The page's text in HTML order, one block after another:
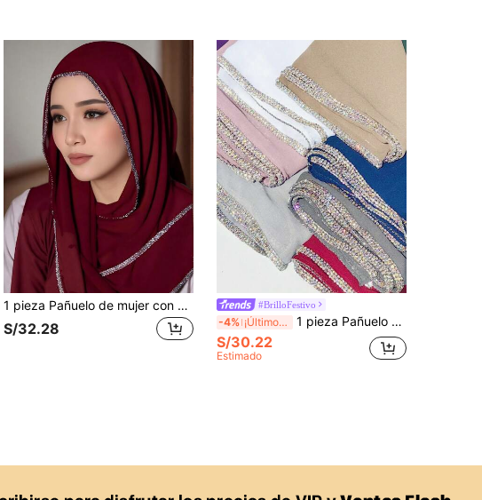
1 pieza Pañuelo de mujer con bordes de diamantes pesadamente decorados de unicolor, [Chal,] Hiyab musulmán con ribete de diamantes marroquíes para viajes, fiestas
S/32.28
#BrilloFestivo
-4% ¡Últimos 3 días 1 pieza Pañuelo de mujer de lujo con cadena de strass y chifón, pañuelo/bandana/diadema de seda de unicolor para vestir
S/30.22
Estimado